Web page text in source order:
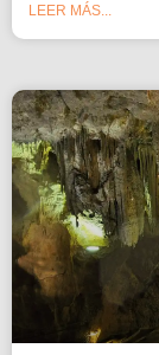
LEER MÁS...